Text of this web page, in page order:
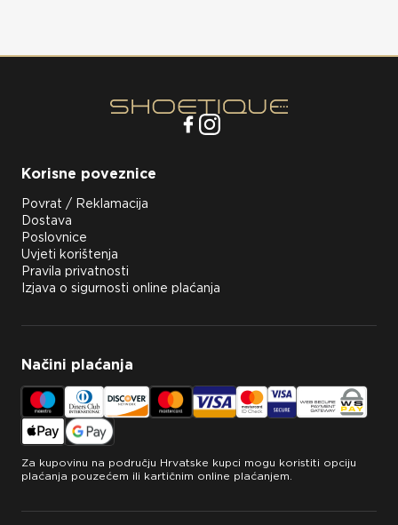
Korisne poveznice
Povrat / Reklamacija
Dostava
Poslovnice
Uvjeti korištenja
Pravila privatnosti
Izjava o sigurnosti online plaćanja
Načini plaćanja
Za kupovinu na području Hrvatske kupci mogu koristiti opciju
plaćanja pouzećem ili kartičnim online plaćanjem.